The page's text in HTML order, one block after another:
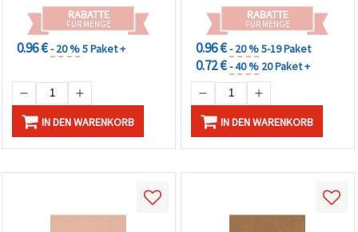
RABATTE
FÜR MENGE
0.96 €- 20 %5 Paket +
IN DEN WARENKORB
RABATTE
FÜR MENGE
0.96 €- 20 %5-19 Paket
0.72 €- 40 % 20 Paket +
IN DEN WARENKORB